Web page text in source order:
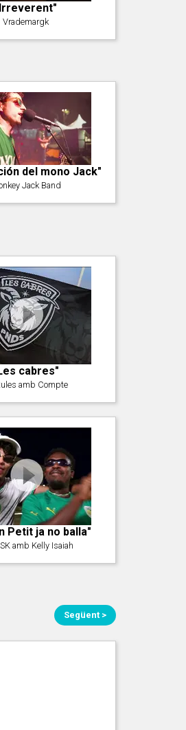
Vrademargk
del mono Jack"
Jack Band
cabres"
amb Compte
Petit ja no balla"
amb Kelly Isaiah
Següent >